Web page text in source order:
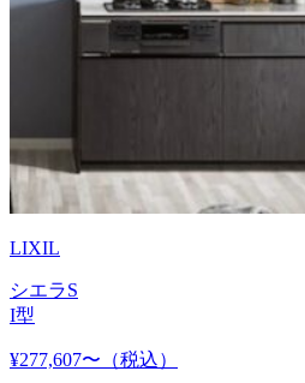
LIXIL
シエラS
I型
¥277,607〜 （税込）